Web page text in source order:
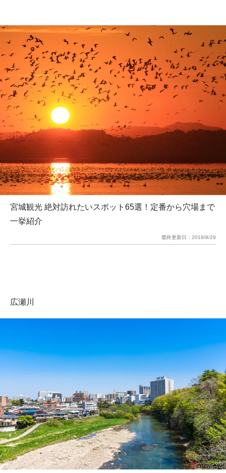
宮城観光 絶対訪れたいスポット65選！定番から穴場まで
一挙紹介
最終更新日： 2018/8/29
広瀬川